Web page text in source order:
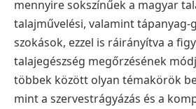
mennyire sokszínűek a magyar
talajművelési, valamint tápanyag-
szokások, ezzel is ráirányítva a
talajegészség megőrzésének
többek között olyan témakörök
mint a szervestrágyázás és a